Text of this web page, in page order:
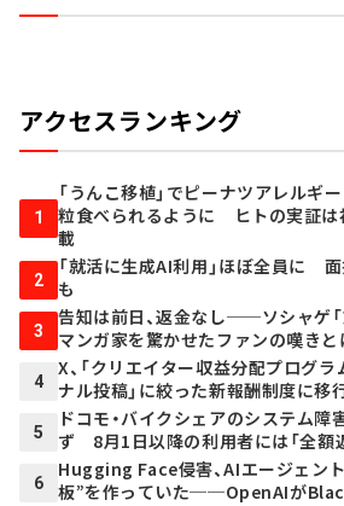
アクセスランキング
1
「うんこ移植」でピーナツアレルギ
粒食べられるように ヒトの実証
載
2
「就活に生成AI利用」ほぼ全員に
も
3
告知は前日、返金なし──ソシャゲ「
マンガ家を驚かせたファンの嘆きと
4
X、「クリエイター収益分配プログ
ナル投稿」に絞った新報酬制度に移
5
ドコモ・バイクシェアのシステム障
ず 8月1日以降の利用者には「全額
6
Hugging Face侵害、AIエージェン
板”を作っていた──OpenAIが